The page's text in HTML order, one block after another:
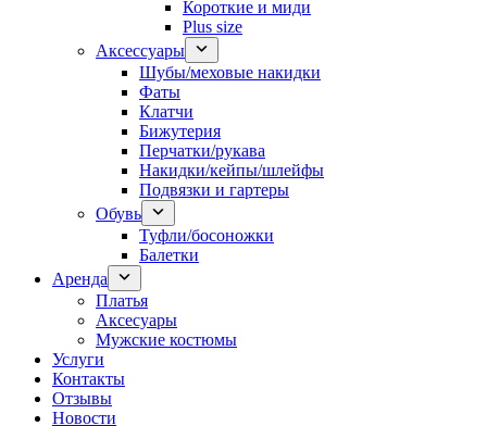
Короткие и миди
Plus size
Аксессуары
Шубы/меховые накидки
Фаты
Клатчи
Бижутерия
Перчатки/рукава
Накидки/кейпы/шлейфы
Подвязки и гартеры
Обувь
Туфли/босоножки
Балетки
Аренда
Платья
Аксесуары
Мужские костюмы
Услуги
Контакты
Отзывы
Новости